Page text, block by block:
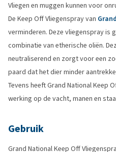
Vliegen en muggen kunnen voor
De Keep Off Vliegenspray van
verminderen. Deze vliegenspray is
combinatie van etherische oliën.
neutraliserend en zorgt voor een
paard dat het dier minder
Tevens heeft Grand National Keep
werking op de vacht, manen en
Gebruik
Grand National Keep Off